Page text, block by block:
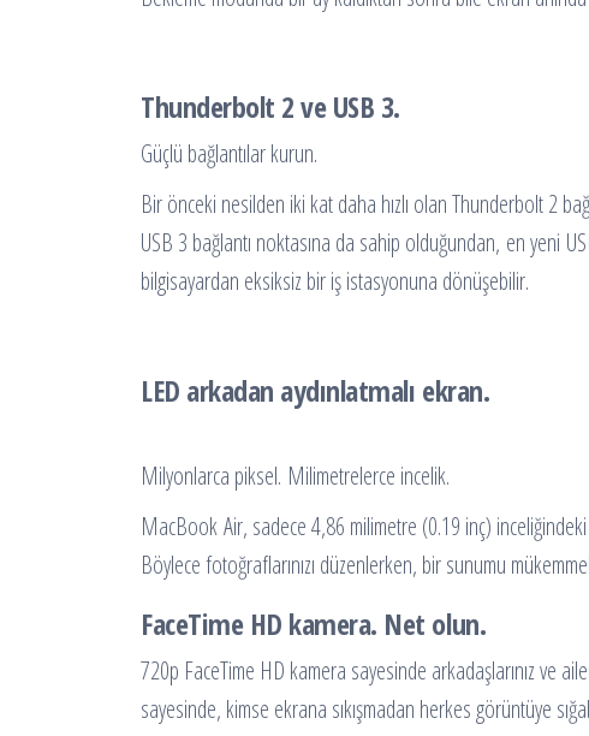
Thunderbolt 2 ve USB 3.
Güçlü bağlantılar kurun.
Bir önceki nesilden iki kat daha hızlı olan Thunderbolt 2
USB 3 bağlantı noktasına da sahip olduğundan, en yeni
bilgisayardan eksiksiz bir iş istasyonuna dönüşebilir.
LED arkadan aydınlatmalı ekran.
Milyonlarca piksel. Milimetrelerce incelik.
MacBook Air, sadece 4,86 milimetre (0.19 inç)
Böylece fotoğraflarınızı düzenlerken, bir sunumu
FaceTime HD kamera. Net olun.
720p FaceTime HD kamera sayesinde arkadaşlarınız ve
sayesinde, kimse ekrana sıkışmadan herkes görüntüye